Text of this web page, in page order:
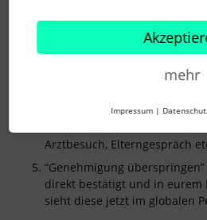
Art der Abwesenheit:
“Teil des Tages” anklicken
Im Kommentar bei dieser
Arztbesuch, Elterngespräch
“Genehmigung
direkt bestätigt und in eurem
sieht diese jetzt im globalen
mehr
Impressum |